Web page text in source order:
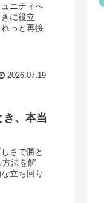
ニティへ
に役立
っと再接
2026.07.19
き、本当
さで勝と
方法を解
立ち回り